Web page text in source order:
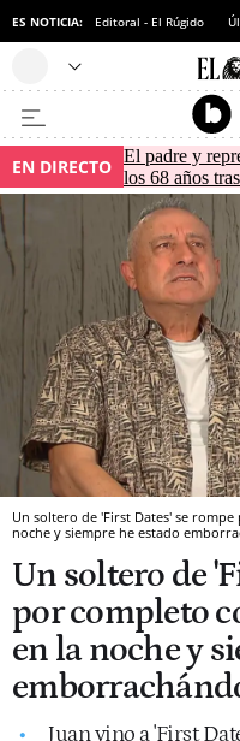
ES NOTICIA: Editoral - El Rúgido
EN DIRECTO El padre y
los 68 años
Un soltero de 'First Dates' se
noche y siempre he estado
Un soltero de
por completo
en la noche y
Juan vino a 'First